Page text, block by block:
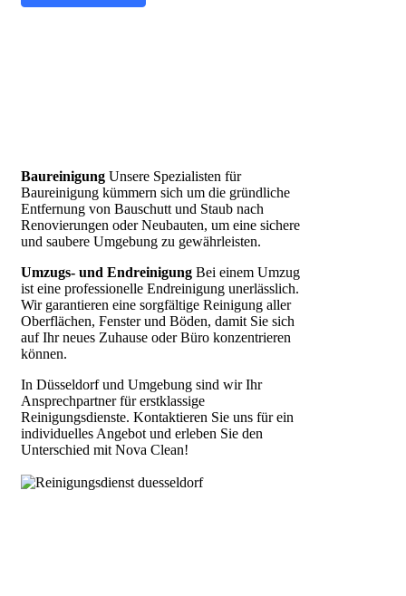
Baureinigung Unsere Spezialisten für
Baureinigung kümmern sich um die gründliche
Entfernung von Bauschutt und Staub nach
Renovierungen oder Neubauten, um eine sichere
und saubere Umgebung zu gewährleisten.
Umzugs- und Endreinigung Bei einem Umzug
ist eine professionelle Endreinigung unerlässlich.
Wir garantieren eine sorgfältige Reinigung aller
Oberflächen, Fenster und Böden, damit Sie sich
auf Ihr neues Zuhause oder Büro konzentrieren
können.
In Düsseldorf und Umgebung sind wir Ihr
Ansprechpartner für erstklassige
Reinigungsdienste. Kontaktieren Sie uns für ein
individuelles Angebot und erleben Sie den
Unterschied mit Nova Clean!